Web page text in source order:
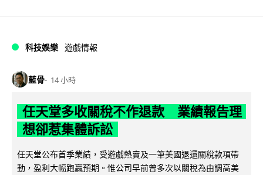
科技娛樂 遊戲情報
藍骨 14 小時
任天堂多收關稅不作退款 業績報告理
想卻惹集體訴訟
任天堂公布首季業績，受遊戲熱賣及一筆美國退還關稅款項帶
動，盈利大幅跑贏預期。惟公司早前曾多次以關稅為由調高美